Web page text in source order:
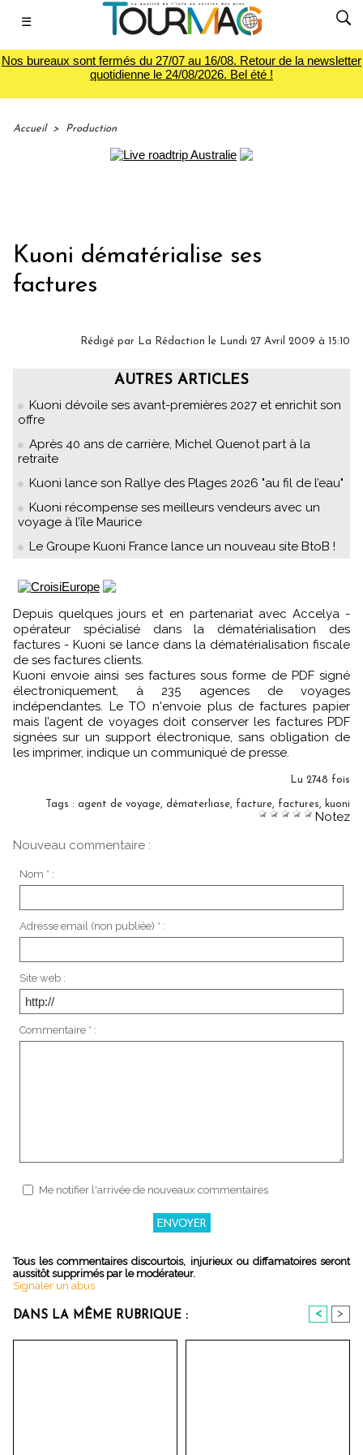
☰
Nos bureaux sont fermés du 27/07 au 16/08. Retour de la newsletter
quotidienne le 24/08/2026. Bel été !
Accueil > Production
Kuoni dématérialise ses
factures
Rédigé par La Rédaction le Lundi 27 Avril 2009 à 15:10
AUTRES ARTICLES
Kuoni dévoile ses avant-premières 2027 et enrichit son
offre
Après 40 ans de carrière, Michel Quenot part à la
retraite
Kuoni lance son Rallye des Plages 2026 "au fil de l’eau"
Kuoni récompense ses meilleurs vendeurs avec un
voyage à l’île Maurice
Le Groupe Kuoni France lance un nouveau site BtoB !
Depuis quelques jours et en partenariat avec Accelya -
opérateur spécialisé dans la dématérialisation des
factures - Kuoni se lance dans la dématérialisation fiscale
de ses factures clients.
Kuoni envoie ainsi ses factures sous forme de PDF signé
électroniquement, à 235 agences de voyages
indépendantes. Le TO n'envoie plus de factures papier
mais l’agent de voyages doit conserver les factures PDF
signées sur un support électronique, sans obligation de
les imprimer, indique un communiqué de presse.
Lu 2748 fois
Tags : agent de voyage, dématerliase, facture, factures, kuoni
Notez
Nouveau commentaire :
Nom * :
Adresse email (non publiée) * :
Site web :
Commentaire * :
Me notifier l'arrivée de nouveaux commentaires
Tous les commentaires discourtois, injurieux ou diffamatoires seront
aussitôt supprimés par le modérateur.
Signaler un abus
DANS LA MÊME RUBRIQUE : < >